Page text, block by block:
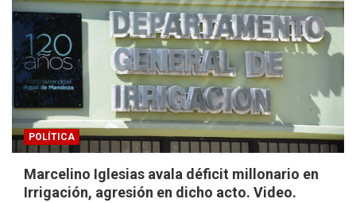
POLÍTICA
Marcelino Iglesias avala déficit millonario en
Irrigación, agresión en dicho acto. Video.